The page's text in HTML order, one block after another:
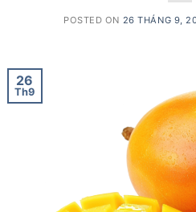
POSTED ON 26 THÁNG 9,
26
Th9